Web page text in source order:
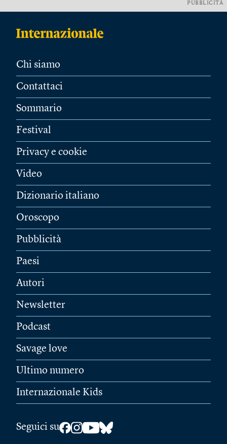
PUBBLICITÀ
Chi siamo
Contattaci
Sommario
Festival
Privacy e cookie
Video
Dizionario italiano
Oroscopo
Pubblicità
Paesi
Autori
Newsletter
Podcast
Savage love
Ultimo numero
Internazionale Kids
Seguici su